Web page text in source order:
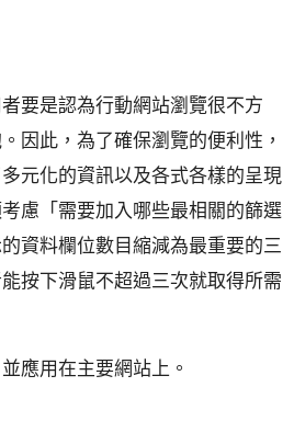
要是認為行動網站瀏覽很不方
因此，為了確保瀏覽的便利性，
元化的資訊以及各式各樣的呈現
慮「需要加入哪些最相關的篩選
資料欄位數目縮減為最重要的三
按下滑鼠不超過三次就取得所需
應用在主要網站上。